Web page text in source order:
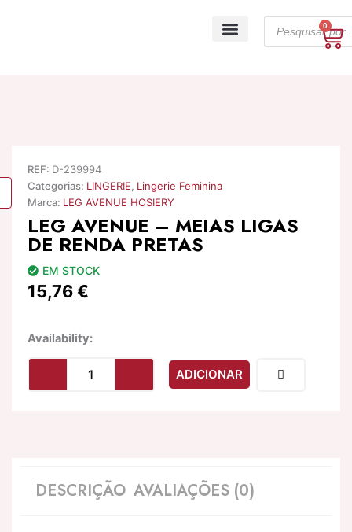
search
0
REF: D-239994
Categorias: LINGERIE, Lingerie Feminina
Marca: LEG AVENUE HOSIERY
LEG AVENUE – MEIAS LIGAS
DE RENDA PRETAS
EM STOCK
15,76€
Availability:Quantidade
AVENUE
PRETAS
ADICIONAR
DESCRIÇÃO AVALIAÇÕES (0)